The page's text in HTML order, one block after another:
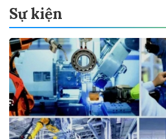
Sự kiện